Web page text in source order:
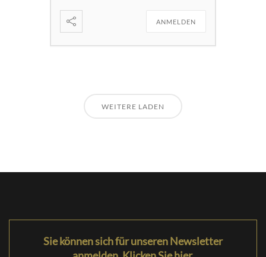
ANMELDEN
WEITERE LADEN
Sie können sich für unseren Newsletter